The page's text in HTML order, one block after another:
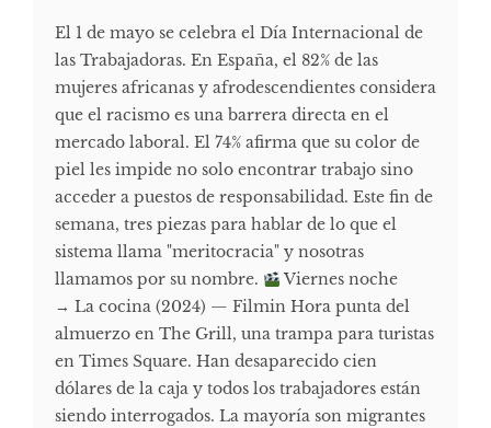
El 1 de mayo se celebra el Día Internacional de
las Trabajadoras. En España, el 82% de las
mujeres africanas y afrodescendientes considera
que el racismo es una barrera directa en el
mercado laboral. El 74% afirma que su color de
piel les impide no solo encontrar trabajo sino
acceder a puestos de responsabilidad. Este fin de
semana, tres piezas para hablar de lo que el
sistema llama "meritocracia" y nosotras
llamamos por su nombre.
Viernes noche
→ La cocina (2024) — Filmin Hora punta del
almuerzo en The Grill, una trampa para turistas
en Times Square. Han desaparecido cien
dólares de la caja y todos los trabajadores están
siendo interrogados. La mayoría son migrantes